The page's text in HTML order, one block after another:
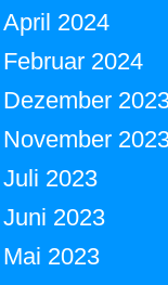
April 2024
Februar 2024
Dezember
November
Juli 2023
Juni 2023
Mai 2023